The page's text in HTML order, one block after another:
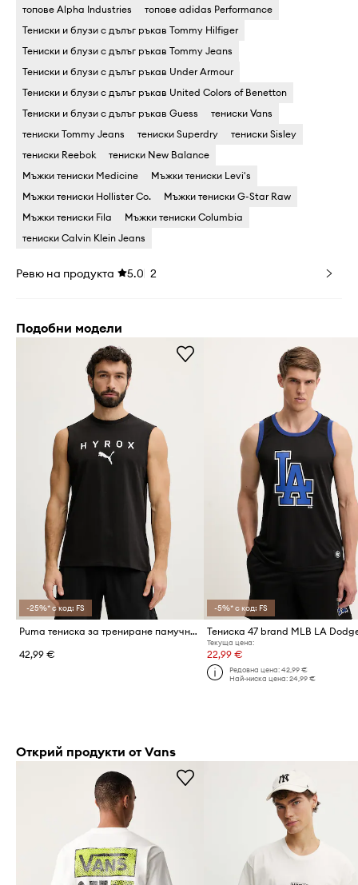
топове Alpha Industries
топове adidas Performance
Тениски и блузи с дълъг ръкав Tommy Hilfiger
Тениски и блузи с дълъг ръкав Tommy Jeans
Тениски и блузи с дълъг ръкав Under Armour
Тениски и блузи с дълъг ръкав United Colors of Benetton
Тениски и блузи с дълъг ръкав Guess
тениски Vans
тениски Tommy Jeans
тениски Superdry
тениски Sisley
тениски Reebok
тениски New Balance
Мъжки тениски Medicine
Мъжки тениски Levi's
Мъжки тениски Hollister Co.
Мъжки тениски G-Star Raw
Мъжки тениски Fila
Мъжки тениски Columbia
тениски Calvin Klein Jeans
Ревю на продукта 5.0 2
Подобни модели
-25%* с код: FS
Puma тениска за трениране памучна Cutoff tank HYROX
42,99 €
-5%* с код: FS
Тениска 47 brand MLB LA
Текуща цена:
22,99 €
Редовна цена: 42,99 €
Най-ниска цена: 24,99 €
Открий продукти от Vans